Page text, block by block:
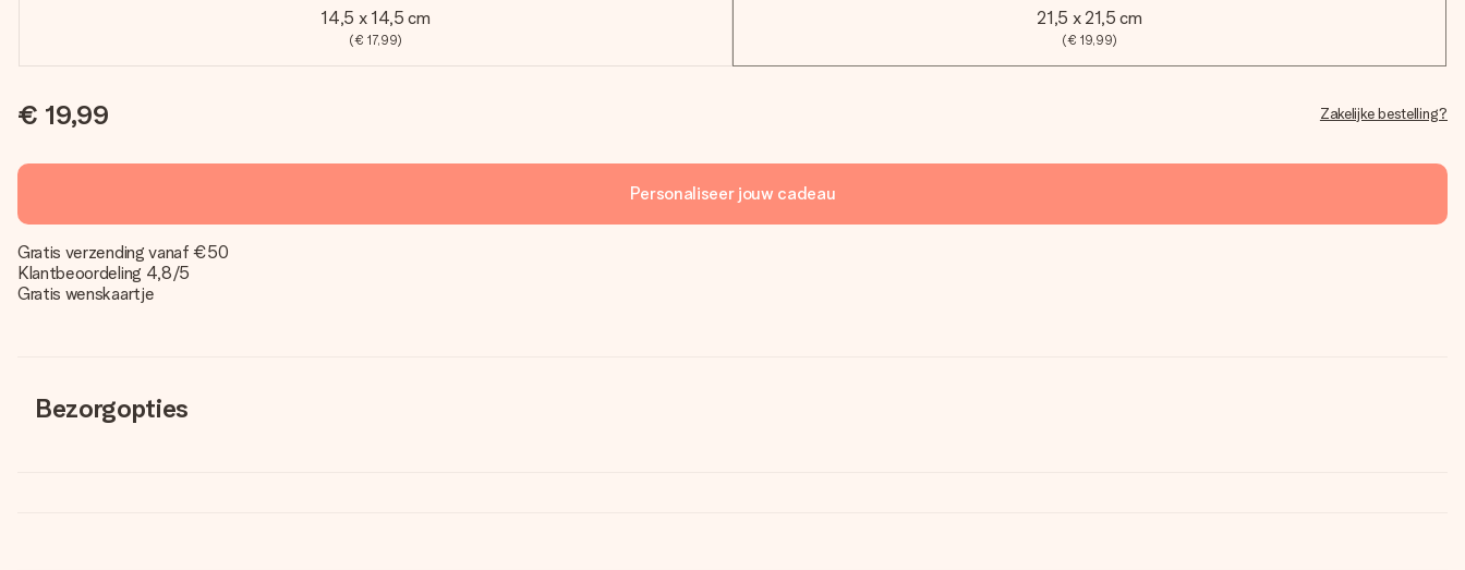
14,5 x 14,5 cm
(€ 17,99)
21,5 x 21,5 cm
(€ 19,99)
€ 19,99 Zakelijke bestelling?
Personaliseer jouw cadeau
Gratis verzending vanaf €50
Klantbeoordeling 4,8/5
Gratis wenskaartje
Bezorgopties